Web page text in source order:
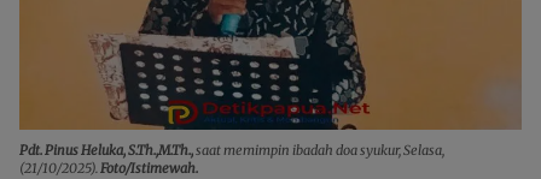
Pdt. Pinus Heluka, S.Th.,M.Th.,saat memimpin ibadah doa syukur, Selasa,
(21/10/2025).Foto/Istimewah.